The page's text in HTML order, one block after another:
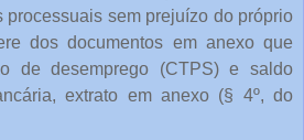
processuais sem prejuízo do próprio
dos documentos em anexo que
de desemprego (CTPS) e saldo
extrato em anexo (§ 4º, do